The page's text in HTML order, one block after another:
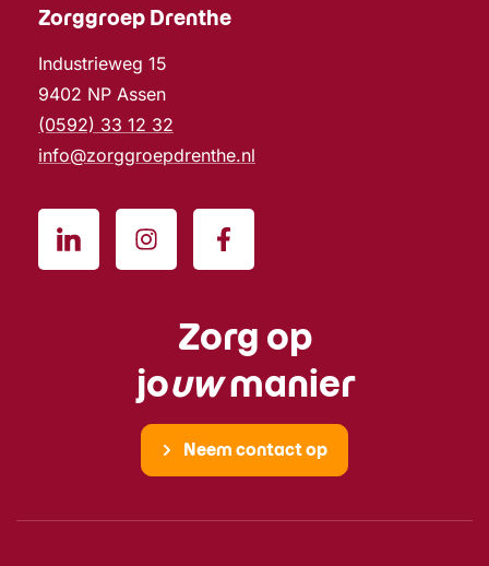
Zorggroep Drenthe
Industrieweg 15
9402 NP Assen
(0592) 33 12 32
info@zorggroepdrenthe.nl
Zorg op
jouwmanier
Neem contact op